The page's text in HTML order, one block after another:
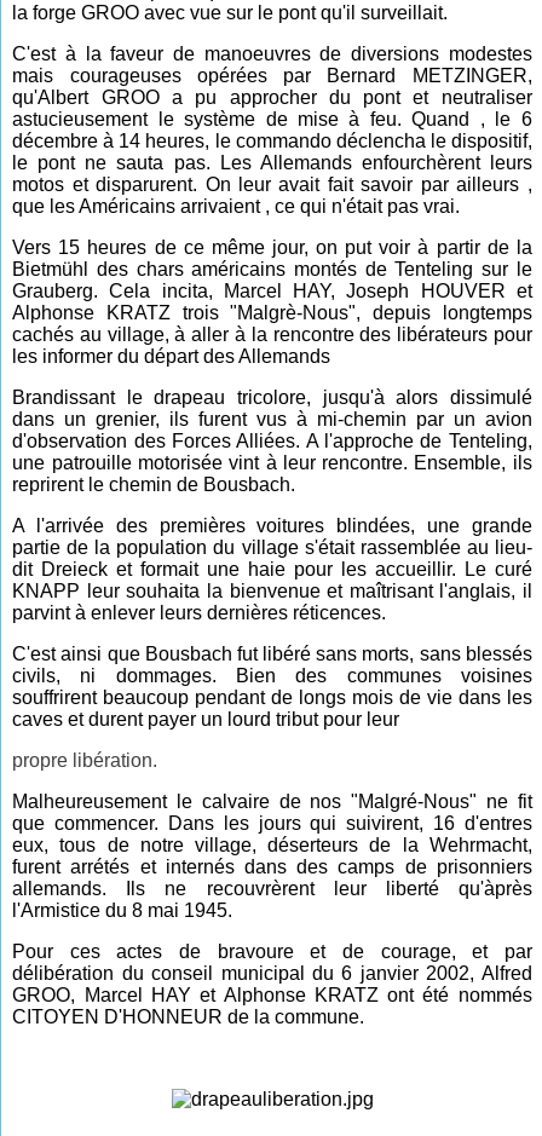
la forge GROO avec vue sur le pont qu'il surveillait.
C'est à la faveur de manoeuvres de diversions modestes
mais courageuses opérées par Bernard METZINGER,
qu'Albert GROO a pu approcher du pont et neutraliser
astucieusement le système de mise à feu. Quand , le 6
décembre à 14 heures, le commando déclencha le dispositif,
le pont ne sauta pas. Les Allemands enfourchèrent leurs
motos et disparurent. On leur avait fait savoir par ailleurs ,
que les Américains arrivaient , ce qui n'était pas vrai.
Vers 15 heures de ce même jour, on put voir à partir de la
Bietmühl des chars américains montés de Tenteling sur le
Grauberg. Cela incita, Marcel HAY, Joseph HOUVER et
Alphonse KRATZ trois "Malgrè-Nous", depuis longtemps
cachés au village, à aller à la rencontre des libérateurs pour
les informer du départ des Allemands
Brandissant le drapeau tricolore, jusqu'à alors dissimulé
dans un grenier, ils furent vus à mi-chemin par un avion
d'observation des Forces Alliées. A l'approche de Tenteling,
une patrouille motorisée vint à leur rencontre. Ensemble, ils
reprirent le chemin de Bousbach.
A l'arrivée des premières voitures blindées, une grande
partie de la population du village s'était rassemblée au lieu-
dit Dreieck et formait une haie pour les accueillir. Le curé
KNAPP leur souhaita la bienvenue et maîtrisant l'anglais, il
parvint à enlever leurs dernières réticences.
C'est ainsi que Bousbach fut libéré sans morts, sans blessés
civils, ni dommages. Bien des communes voisines
souffrirent beaucoup pendant de longs mois de vie dans les
caves et durent payer un lourd tribut pour leur
propre libération.
Malheureusement le calvaire de nos "Malgré-Nous" ne fit
que commencer. Dans les jours qui suivirent, 16 d'entres
eux, tous de notre village, déserteurs de la Wehrmacht,
furent arrétés et internés dans des camps de prisonniers
allemands. Ils ne recouvrèrent leur liberté qu'àprès
l'Armistice du 8 mai 1945.
Pour ces actes de bravoure et de courage, et par
délibération du conseil municipal du 6 janvier 2002, Alfred
GROO, Marcel HAY et Alphonse KRATZ ont été nommés
CITOYEN D'HONNEUR de la commune.